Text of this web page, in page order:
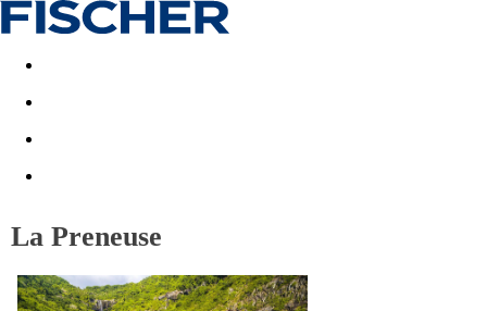
Akční nabídky Last minute
La Preneuse